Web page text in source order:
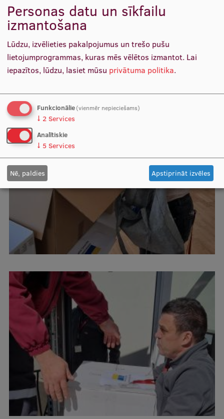
Ētikas un līdztiesības mācības
Atvērtā universitāte
Sagatavošanas kursi
Profesionālās pilnveides kursi
Pedagoģiskās izaugsmes centrs
Kvalifikācijas atbilstības pārbaude
Pētniecība
Zinātniskie institūti un laboratorijas
Pētniecības datu pārvaldība
RSU zinātnes portāls
Pētniecības platformas
Doktorantūras skola
Pētniecības pakalpojumi
Pētniecības projekti
Zinātnieku brokastis
Vertikāli integrētie projekti
Zinātniskās konferences
Personas datu un sīkfailu
izmantošana
Lūdzu, izvēlieties pakalpojumus un trešo pušu
lietojumprogrammas, kuras mēs vēlētos izmantot. Lai
iepazītos, lūdzu, lasiet mūsu privātuma politika.
Funkcionālie(vienmēr nepieciešams)
↓ 2 Services
Analītiskie
↓ 5 Services
Nē, paldies Apstiprināt izvēles